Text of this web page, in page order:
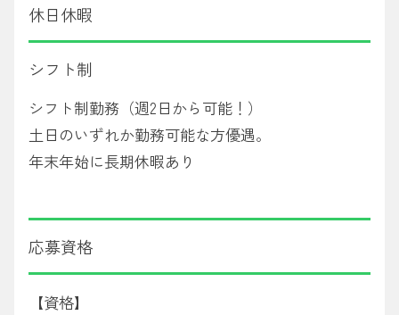
休日休暇
シフト制
シフト制勤務（週2日から可能！）
土日のいずれか勤務可能な方優遇。
年末年始に長期休暇あり
応募資格
【資格】